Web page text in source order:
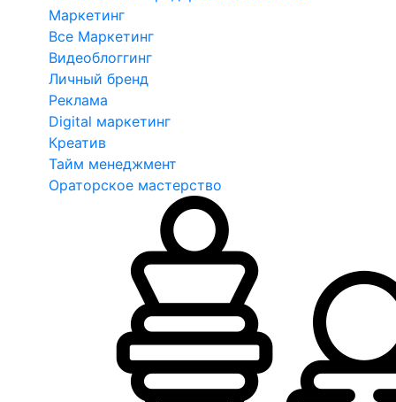
Маркетинг
Все Маркетинг
Видеоблоггинг
Личный бренд
Реклама
Digital маркетинг
Креатив
Тайм менеджмент
Ораторское мастерство